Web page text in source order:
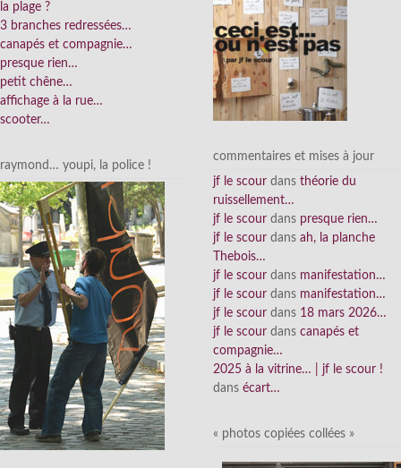
la plage ?
3 branches redressées…
canapés et compagnie…
presque rien…
petit chêne…
affichage à la rue…
scooter…
raymond… youpi, la police !
commentaires et mises à jour
jf le scour dans théorie du
ruissellement…
jf le scour dans presque rien…
jf le scour dans ah, la planche
Thebois…
jf le scour dans manifestation…
jf le scour dans manifestation…
jf le scour dans 18 mars 2026…
jf le scour dans canapés et
compagnie…
2025 à la vitrine… | jf le scour !
dans écart…
« photos copiées collées »